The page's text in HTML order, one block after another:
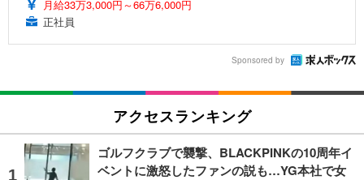
月給33万3,000円～66万6,000円
正社員
Sponsored by
アクセスランキング
ゴルフクラブで襲撃、BLACKPINKの10周年イ
ベントに激怒したファンの説も…YG本社で女